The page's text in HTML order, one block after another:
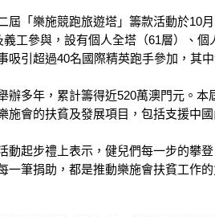
屆「樂施競跑旅遊塔」籌款活動於10
工參與，設有個人全塔（61層）、
吸引超過40名國際精英跑手參加，其
辦多年，累計籌得近520萬澳門元。
施會的扶貧及發展項目，包括支援中
動起步禮上表示，健兒們每一步的攀
一筆捐助，都是推動樂施會扶貧工作